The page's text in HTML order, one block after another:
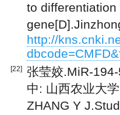
to
http://
[22]
张莹姣.MiR-
中: 山西农业大
ZHANG Y